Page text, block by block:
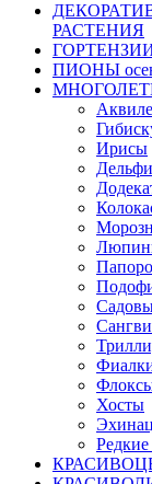
РАСТЕНИЯ
ПИОНЫ
Ирисы
Хосты